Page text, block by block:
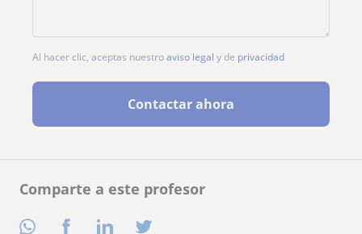
Comparte a este profesor
Al hacer clic, aceptas nuestroaviso legal y de privacidad
Contactar ahora